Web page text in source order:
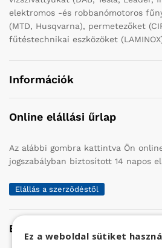
elektromos -és robbanómotoros
(MTD, Husqvarna), permetezőket
fűtéstechnikai eszközöket
Információk
Online elállási űrlap
Az alábbi gombra kattintva Ön
jogszabályban biztosított 14 napos
Elállás a szerződéstől
Elérhetőség
Ez a weboldal sütiket